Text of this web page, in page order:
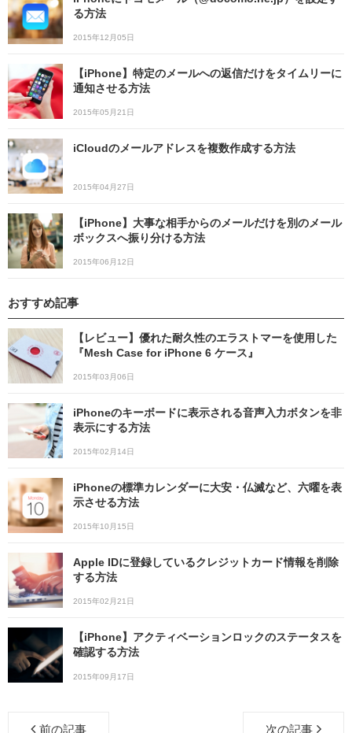
る方法
2015年12月05日
【iPhone】特定のメールへの返信だけをタイムリーに
通知させる方法
2015年05月21日
iCloudのメールアドレスを複数作成する方法
2015年04月27日
【iPhone】大事な相手からのメールだけを別のメール
ボックスへ振り分ける方法
2015年06月12日
おすすめ記事
【レビュー】優れた耐久性のエラストマーを使用した
『Mesh Case for iPhone 6 ケース』
2015年03月06日
iPhoneのキーボードに表示される音声入力ボタンを非
表示にする方法
2015年02月14日
iPhoneの標準カレンダーに大安・仏滅など、六曜を表
示させる方法
2015年10月15日
Apple IDに登録しているクレジットカード情報を削除
する方法
2015年02月21日
【iPhone】アクティベーションロックのステータスを
確認する方法
2015年09月17日
前の記事 次の記事